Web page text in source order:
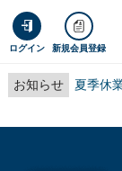
ログイン 新規会員登録
お知らせ 夏季休